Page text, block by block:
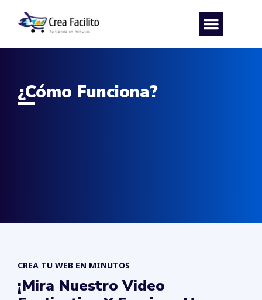
¿Cómo Funciona?
CREA TU WEB EN MINUTOS
¡Mira Nuestro Video